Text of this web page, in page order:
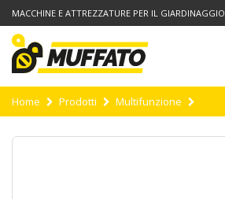
MACCHINE E ATTREZZATURE PER IL GIARDINAGGIO
Home Prodotti Multifunzione